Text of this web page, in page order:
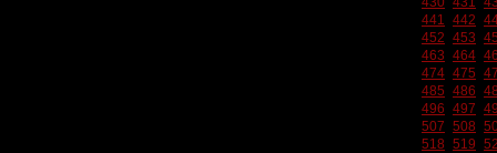
441 442
452 453
463 464
474 475
485 486
496 497
507 508
518 519